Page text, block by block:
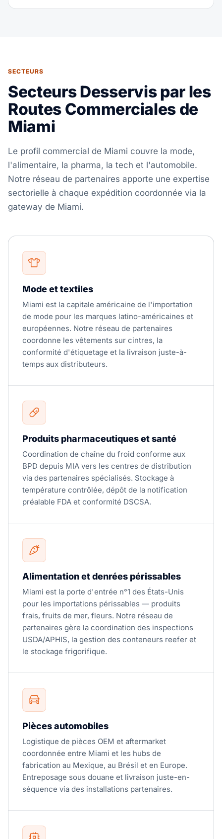
SECTEURS
Secteurs Desservis par les
Routes Commerciales de
Miami
Le profil commercial de Miami couvre la mode,
l'alimentaire, la pharma, la tech et l'automobile.
Notre réseau de partenaires apporte une expertise
sectorielle à chaque expédition coordonnée via la
gateway de Miami.
Mode et textiles
Miami est la capitale américaine de l'importation
de mode pour les marques latino-américaines et
européennes. Notre réseau de partenaires
coordonne les vêtements sur cintres, la
conformité d'étiquetage et la livraison juste-à-
temps aux distributeurs.
Produits pharmaceutiques et santé
Coordination de chaîne du froid conforme aux
BPD depuis MIA vers les centres de distribution
via des partenaires spécialisés. Stockage à
température contrôlée, dépôt de la notification
préalable FDA et conformité DSCSA.
Alimentation et denrées périssables
Miami est la porte d'entrée n°1 des États-Unis
pour les importations périssables — produits
frais, fruits de mer, fleurs. Notre réseau de
partenaires gère la coordination des inspections
USDA/APHIS, la gestion des conteneurs reefer et
le stockage frigorifique.
Pièces automobiles
Logistique de pièces OEM et aftermarket
coordonnée entre Miami et les hubs de
fabrication au Mexique, au Brésil et en Europe.
Entreposage sous douane et livraison juste-en-
séquence via des installations partenaires.